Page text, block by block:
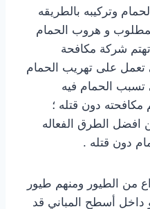
وتركيبه بالطريقه
و هروب الحمام
شركة مكافحة
تعمل على تهريب الحمام
الحمام فيه
مكافحته دون قتله ؛
افضل الطرق الفعاله
دون قتله .
من الطيور ومنهم طيور
داخل أسطح المباني قد